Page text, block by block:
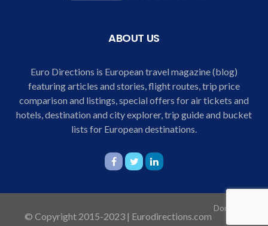
ABOUT US
Euro Directions is European travel magazine (blog)
featuring articles and stories, flight routes, trip price
comparison and listings, special offers for air tickets and
hotels, destination and city explorer, trip guide and bucket
lists for European destinations.
© Copyright 2015-2023 | Eurodirections.com
Domicile